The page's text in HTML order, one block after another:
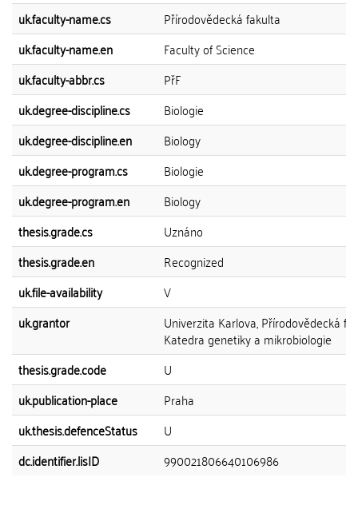
uk.faculty-name.cs
Přírodovědecká fakulta
uk.faculty-name.en
Faculty of Science
uk.faculty-abbr.cs
PřF
uk.degree-discipline.cs
Biologie
uk.degree-discipline.en
Biology
uk.degree-program.cs
Biologie
uk.degree-program.en
Biology
thesis.grade.cs
Uznáno
thesis.grade.en
Recognized
uk.file-availability
V
uk.grantor
Univerzita Karlova, Přírodovědecká
Katedra genetiky a mikrobiologie
thesis.grade.code
U
uk.publication-place
Praha
uk.thesis.defenceStatus
U
dc.identifier.lisID
990021806640106986